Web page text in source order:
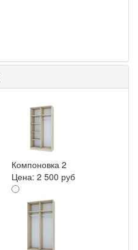
Компоновка 2
Цена: 2 500 руб